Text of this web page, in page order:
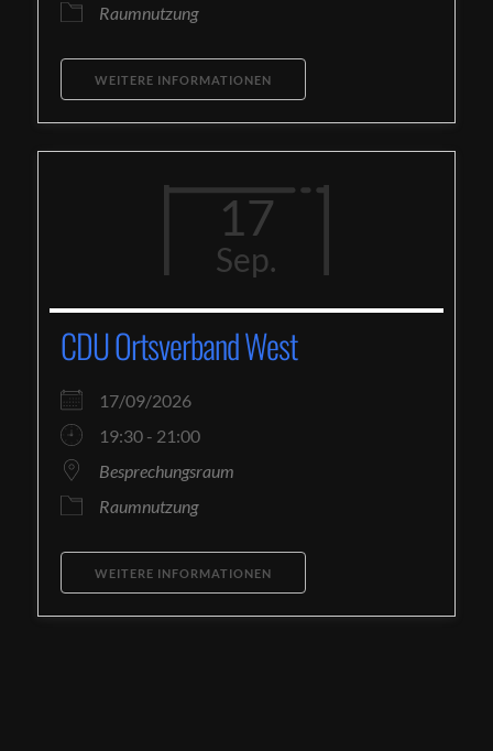
Raumnutzung
WEITERE INFORMATIONEN
17
Sep.
CDU Ortsverband West
17/09/2026
19:30 - 21:00
Besprechungsraum
Raumnutzung
WEITERE INFORMATIONEN